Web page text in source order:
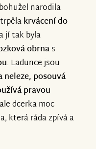
narodila
krvácení do
jí tak byla
obrnas
. Ladunce jsou
neleze, posouvá
pravou
dcerka moc
která ráda zpívá a